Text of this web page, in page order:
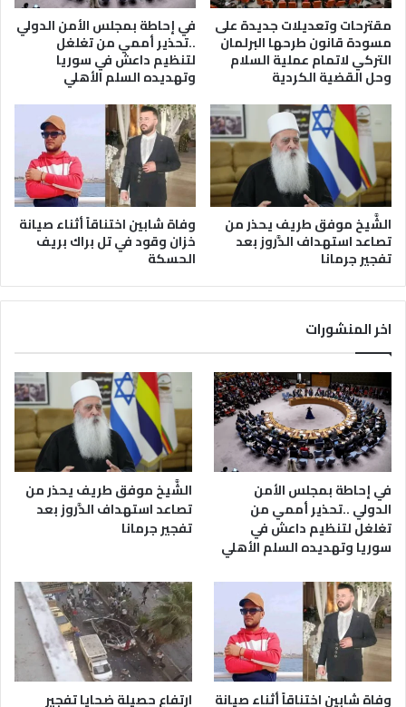
مقترحات وتعديلات جديدة على
مسودة قانون طرحها البرلمان
التركي لاتمام عملية السلام
وحل القضية الكردية
في إحاطة بمجلس الأمن الدولي
..تحذير أممي من تغلغل
لتنظيم داعش في سوريا
وتهديده السلم الأهلي
الشَّيخ موفق طريف يحذر من
تصاعد استهداف الدَّروز بعد
تفجير جرمانا
وفاة شابين اختناقاً أثناء صيانة
خزان وقود في تل براك بريف
الحسكة
اخر المنشورات
في إحاطة بمجلس الأمن
الدولي ..تحذير أممي من
تغلغل لتنظيم داعش في
سوريا وتهديده السلم الأهلي
الشَّيخ موفق طريف يحذر من
تصاعد استهداف الدَّروز بعد
تفجير جرمانا
وفاة شابين اختناقاً أثناء صيانة
ارتفاع حصيلة ضحايا تفجير